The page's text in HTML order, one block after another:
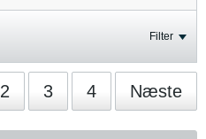
Filter
2 3 4 Næste